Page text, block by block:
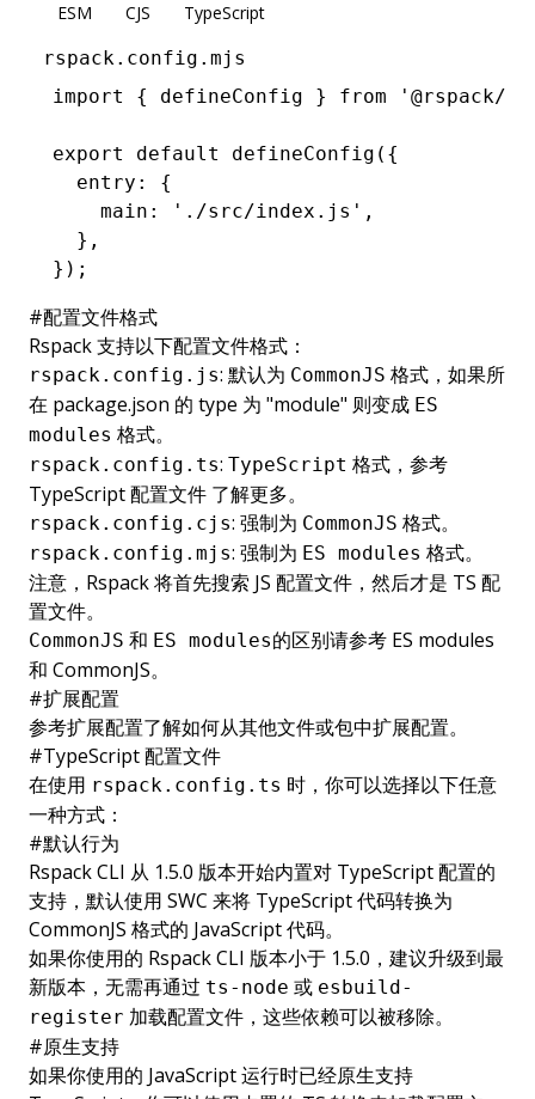
ESM CJS
TypeScript
rspack.config.mjs
import
{ defineConfig } from '@rspack/
export default defineConfig ({
  entry
:
{
    main
: './src/index.js' ,
  }
,
});
#配置文件格式
Rspack 支持以下配置文件格式：
rspack.config.js: 默认为 CommonJS 格式，如果所
在 package.json 的 type 为 "module" 则变成 ES
modules 格式。
rspack.config.ts: TypeScript 格式，参考
TypeScript 配置文件 了解更多。
rspack.config.cjs: 强制为 CommonJS 格式。
rspack.config.mjs: 强制为 ES modules 格式。
注意，Rspack 将首先搜索 JS 配置文件，然后才是 TS 配
置文件。
CommonJS 和 ES modules的区别请参考 ES modules
和 CommonJS。
#扩展配置
参考扩展配置了解如何从其他文件或包中扩展配置。
#TypeScript 配置文件
在使用 rspack.config.ts 时，你可以选择以下任意
一种方式：
#默认行为
Rspack CLI 从 1.5.0 版本开始内置对 TypeScript 配置的
支持，默认使用 SWC 来将 TypeScript 代码转换为
CommonJS 格式的 JavaScript 代码。
如果你使用的 Rspack CLI 版本小于 1.5.0，建议升级到最
新版本，无需再通过 ts-node 或 esbuild-
register 加载配置文件，这些依赖可以被移除。
#原生支持
如果你使用的 JavaScript 运行时已经原生支持